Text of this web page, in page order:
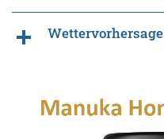
Wettervorhersage